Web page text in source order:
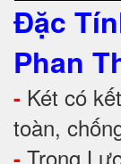
Đặc
Phan
- Két có
toàn,
- Trọng